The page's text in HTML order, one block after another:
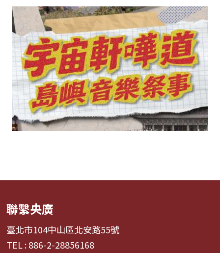
聯繫央廣
臺北市104中山區北安路55號
TEL : 886-2-28856168